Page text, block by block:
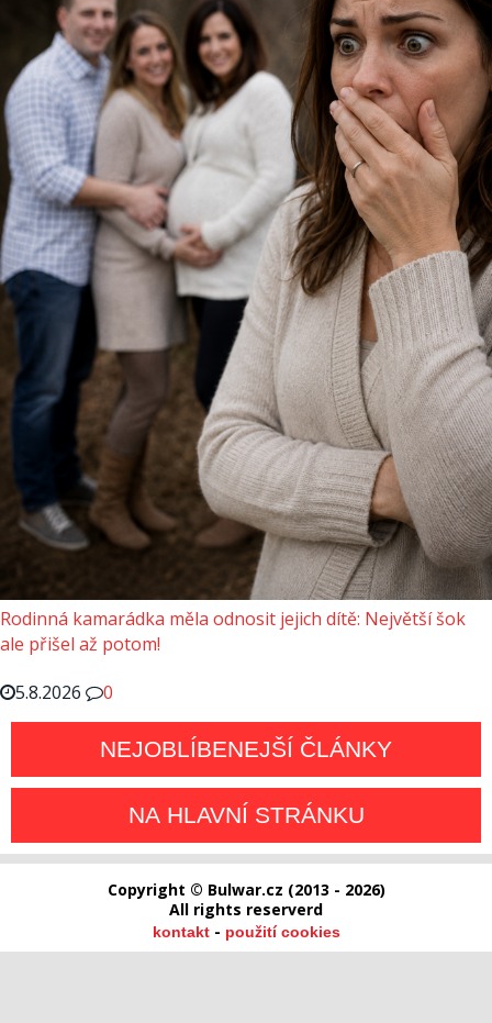
Rodinná kamarádka měla odnosit jejich dítě: Největší šok
ale přišel až potom!
5.8.2026
0
NEJOBLÍBENEJŠÍ ČLÁNKY
NA HLAVNÍ STRÁNKU
Copyright © Bulwar.cz (2013 - 2026)
All rights reserverd
kontakt- použití cookies